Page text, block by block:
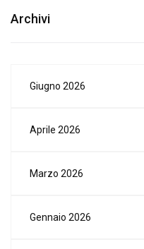
Archivi
Giugno 2026
Aprile 2026
Marzo 2026
Gennaio 2026